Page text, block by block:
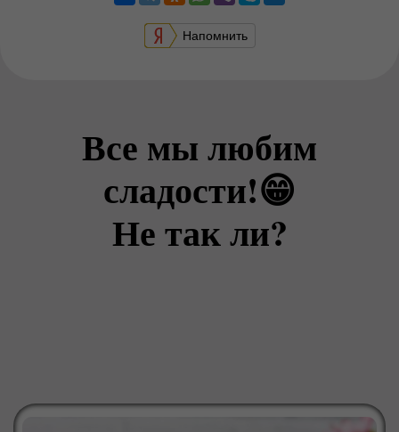
Напомнить
Все мы любим
сладости!😁
Не так ли?